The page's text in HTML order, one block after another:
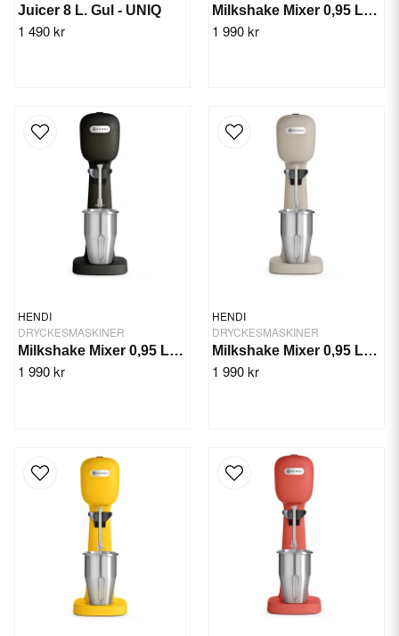
Juicer 8 L. Gul - UNIQ
1 490 kr
Milkshake Mixer 0,95 Ltr. Vit, Bronwasser
1 990 kr
HENDI
DRYCKESMASKINER
Milkshake Mixer 0,95 Ltr. Svart, Bronwasser
1 990 kr
HENDI
DRYCKESMASKINER
Milkshake Mixer 0,95 Ltr. Caramell, Bronwasser
1 990 kr